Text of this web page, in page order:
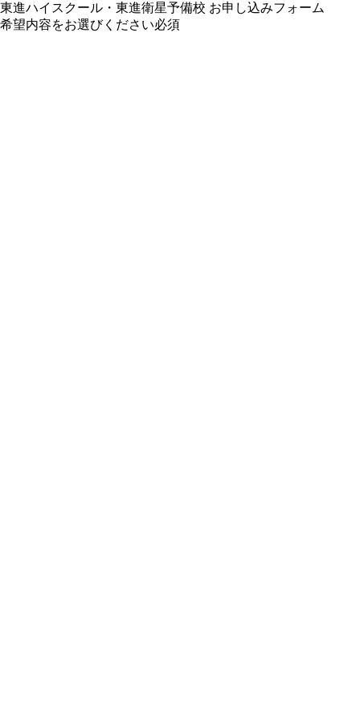
東進ハイスクール・東進衛星予備校 お申し込みフォーム
希望内容をお選びください必須